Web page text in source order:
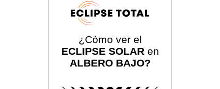
¿Cómo ver el
ECLIPSE SOLAR en
ALBERO BAJO?